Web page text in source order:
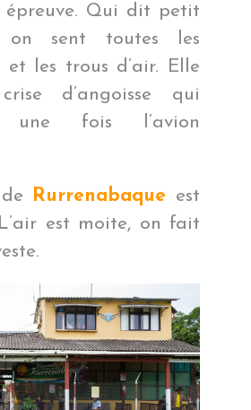
épreuve. Qui dit petit
sent toutes les
et les trous d’air. Elle
d’angoisse qui
une fois l’avion
Rurrenabaque est
est moite, on fait